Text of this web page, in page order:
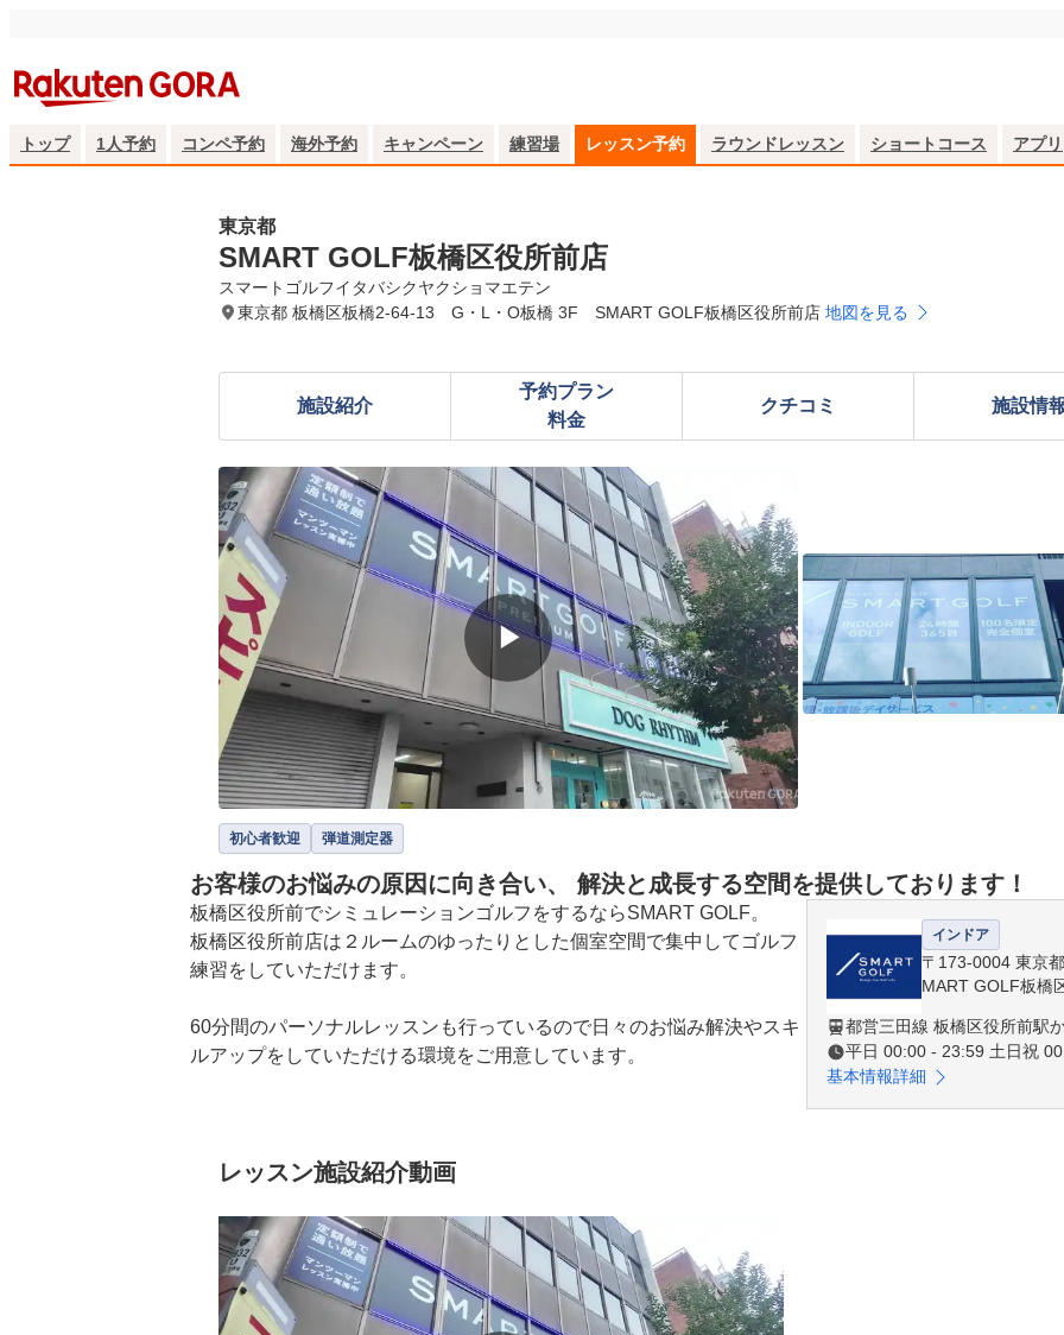
トップ 1人予約 コンペ予約 海外予約 キャンペーン 練習場 レッスン予約 ラウンドレッスン ショートコース アプリ
東京都
SMART GOLF板橋区役所前店
スマートゴルフイタバシクヤクショマエテン
東京都 板橋区板橋2-64-13 G・L・O板橋 3F SMART GOLF板橋区役所前店 地図を見る
施設紹介
予約プラン
料金
クチコミ 施設情
▶
初心者歓迎 弾道測定器
お客様のお悩みの原因に向き合い、 解決と成長する空間を提供しております！
板橋区役所前でシミュレーションゴルフをするならSMART GOLF。
板橋区役所前店は２ルームのゆったりとした個室空間で集中してゴルフ
練習をしていただけます。
60分間のパーソナルレッスンも行っているので日々のお悩み解決やスキ
ルアップをしていただける環境をご用意しています。
インドア
〒173-0004 東京
MART GOLF板橋
都営三田線 板橋区役所前駅
平日 00:00 - 23:59 土日祝
基本情報詳細
レッスン施設紹介動画